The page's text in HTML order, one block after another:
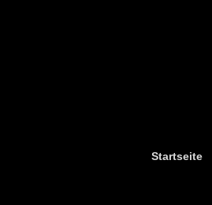
Startseite